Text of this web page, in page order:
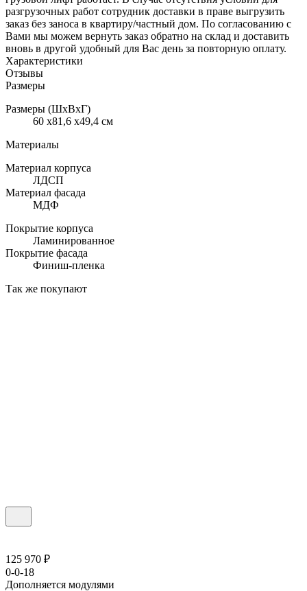
разгрузочных работ сотрудник доставки в праве выгрузить
заказ без заноса в квартиру/частный дом. По согласованию с
Вами мы можем вернуть заказ обратно на склад и доставить
вновь в другой удобный для Вас день за повторную оплату.
Характеристики
Отзывы
Размеры
Размеры (ШхВхГ)
60 x81,6 x49,4 см
Материалы
Материал корпуса
ЛДСП
Материал фасада
МДФ
Покрытие корпуса
Ламинированное
Покрытие фасада
Финиш-пленка
Так же покупают
125 970 ₽
0-0-18
Дополняется модулями